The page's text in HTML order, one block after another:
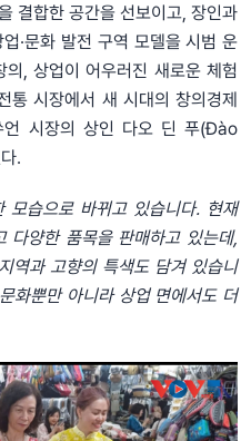
결합한 공간을 선보이고, 장인과
·문화 발전 구역 모델을 시범 운
, 상업이 어우러진 새로운 체험
통 시장에서 새 시대의 창의경제
언 시장의 상인 다오 딘 푸(Đào
.
모습으로 바뀌고 있습니다. 현재
다양한 품목을 판매하고 있는데,
역과 고향의 특색도 담겨 있습니
화뿐만 아니라 상업 면에서도 더